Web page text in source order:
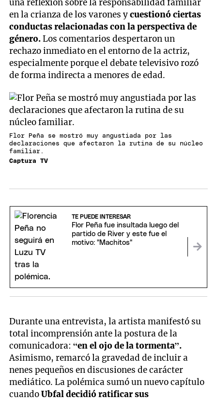
una reflexión sobre la responsabilidad familiar
en la crianza de los varones ycuestionó ciertas
conductas relacionadas con la perspectiva de
género.Los comentarios despertaron un
rechazo inmediato en el entorno de la actriz,
especialmente porque el debate televisivo rozó
de forma indirecta a menores de edad.
Flor Peña se mostró muy angustiada por las
declaraciones que afectaron la rutina de su núcleo
familiar.
Captura TV
TE PUEDE INTERESAR
Flor Peña fue insultada luego del
partido de River y este fue el
motivo: "Machitos"
Durante una entrevista, la artista manifestó su
total incomprensión ante la postura de la
comunicadora: “en el ojo de la tormenta”.
Asimismo, remarcó la gravedad de incluir a
nenes pequeños en discusiones de carácter
mediático. La polémica sumó un nuevo capítulo
cuandoUbfal decidió ratificar sus